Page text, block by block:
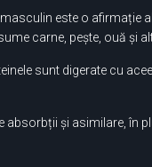
este o afirmație
carne, pește, ouă și
sunt digerate cu
absorbții și asimilare, în